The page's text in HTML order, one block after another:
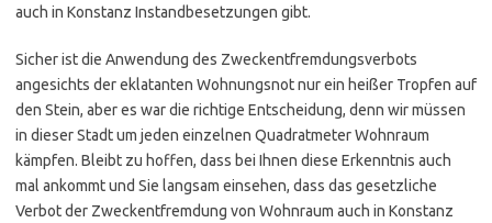
auch in Konstanz Instandbesetzungen gibt.
Sicher ist die Anwendung des Zweckentfremdungsverbots
angesichts der eklatanten Wohnungsnot nur ein heißer Tropfen auf
den Stein, aber es war die richtige Entscheidung, denn wir müssen
in dieser Stadt um jeden einzelnen Quadratmeter Wohnraum
kämpfen. Bleibt zu hoffen, dass bei Ihnen diese Erkenntnis auch
mal ankommt und Sie langsam einsehen, dass das gesetzliche
Verbot der Zweckentfremdung von Wohnraum auch in Konstanz